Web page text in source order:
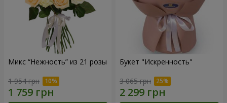
Микс “Нежность” из 21 розы
1 954 грн
Букет "Искренность"
3 065 грн